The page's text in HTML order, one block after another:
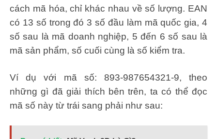
cách mã hóa, chỉ khác nhau về số lượng. EAN
có 13 số trong đó 3 số đầu làm mã quốc gia, 4
số sau là mã doanh nghiệp, 5 đến 6 số sau là
mã sản phẩm, số cuối cùng là số kiểm tra.
Ví dụ với mã số: 893-987654321-9, theo
những gì đã giải thích bên trên, ta có thể đọc
mã số này từ trái sang phải như sau: